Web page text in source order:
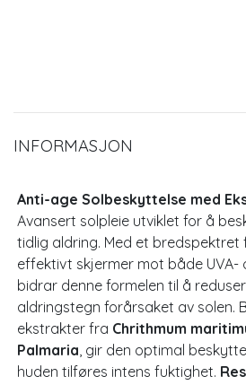
INFORMASJON
Anti-age Solbeskyttelse med
Avansert solpleie utviklet for å
tidlig aldring. Med et bredspektret
effektivt skjermer mot både UVA-
bidrar denne formelen til å
aldringstegn forårsaket av solen.
ekstrakter fra Chrithmum
Palmaria , gir den optimal
huden tilføres intens fuktighet.